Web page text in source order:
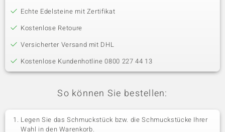
Echte Edelsteine mit Zertifikat
Kostenlose Retoure
Versicherter Versand mit DHL
Kostenlose Kundenhotline 0800 227 44 13
So können Sie bestellen:
Legen Sie das Schmuckstück bzw. die Schmuckstücke Ihrer
Wahl in den Warenkorb.